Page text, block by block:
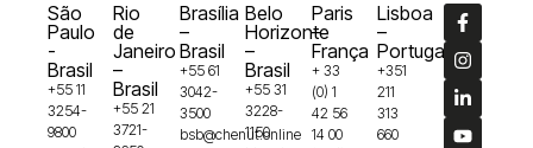
São
Paulo
-
Brasil
+55 11
3254-
9800
Rio
de
Janeiro
–
Brasil
+55 21
3721-
Brasília
–
Brasil
+55 61
3042-
3500
bsb@chenut.online
Belo
Horizonte
–
Brasil
+55 31
3228-
1150
Paris
–
França
+ 33
(0) 1
42 56
14 00
Lisboa
–
Portugal
+351
211
313
660